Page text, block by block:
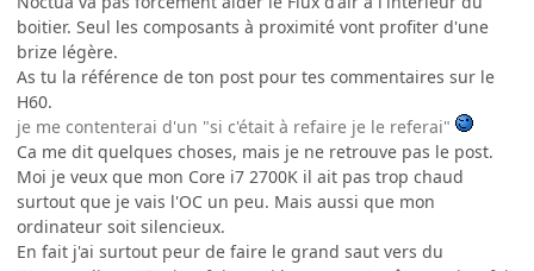
boitier. Seul les composants à proximité vont profiter d'une
brize légère.
As tu la référence de ton post pour tes commentaires sur le
H60.
je me contenterai d'un "si c'était à refaire je le referai"
Ca me dit quelques choses, mais je ne retrouve pas le post.
Moi je veux que mon Core i7 2700K il ait pas trop chaud
surtout que je vais l'OC un peu. Mais aussi que mon
ordinateur soit silencieux.
En fait j'ai surtout peur de faire le grand saut vers du